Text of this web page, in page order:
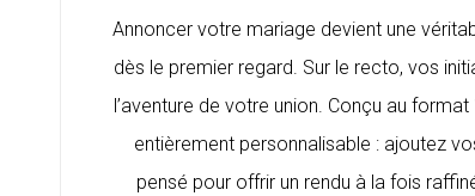
Annoncer votre mariage devient une
dès le premier regard. Sur le recto, vos
l’aventure de votre union. Conçu au
entièrement personnalisable : ajoutez
pensé pour offrir un rendu à la fois